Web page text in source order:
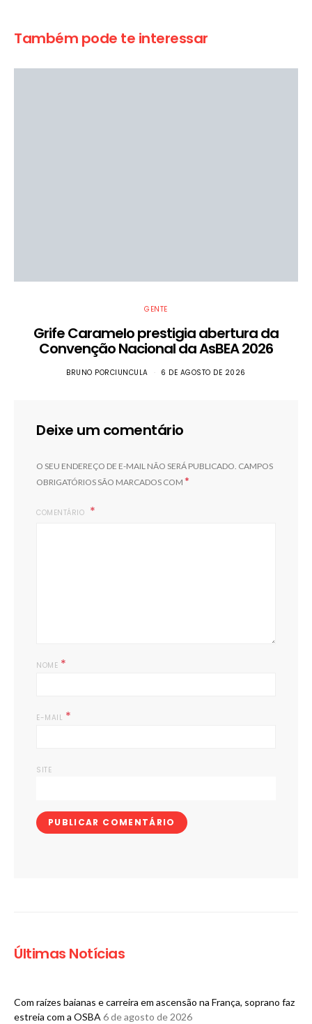
Também pode te interessar
GENTE
Grife Caramelo prestigia abertura da
Convenção Nacional da AsBEA 2026
BRUNO PORCIUNCULA 6 DE AGOSTO DE 2026
Deixe um comentário
O SEU ENDEREÇO DE E-MAIL NÃO SERÁ PUBLICADO. CAMPOS
OBRIGATÓRIOS SÃO MARCADOS COM *
COMENTÁRIO
NOME *
E-MAIL *
SITE
Últimas Notícias
Com raízes baianas e carreira em ascensão na França, soprano faz
estreia com a OSBA 6 de agosto de 2026